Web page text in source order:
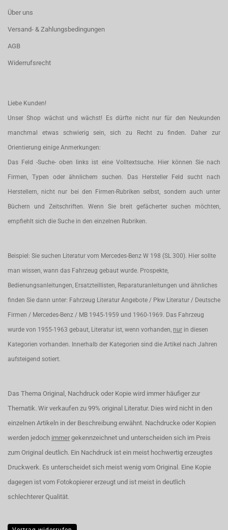
Über uns
Versand- & Zahlungsbedingungen
AGB
Widerrufsrecht
Liebe Kunden!
Unser Shop wächst und wächst! Es dürfte nicht nur für den Neukunden
manchmal etwas schwierig sein, sich zu Recht zu finden. Daher zur
Orientierung einige Anmerkungen:
Das Feld -Suche- oben links ist eine Volltextsuche. Hier können Sie nach
Firmen, Typen oder ähnlichem suchen. Das Hersteller Feld sucht nach
Herstellern, nicht nur bei den Firmen-Rubriken selbst, sondern auch unter
Büchern und Zeitschriften. Wenn Sie breit gefächerter suchen möchten,
empfiehlt sich die Suche in den einzelnen Rubriken.
Beispiel: Sie suchen Literatur vom Mercedes-Benz W 198 (SL 300). Hier sollte
man wissen, wann das Fahrzeug gebaut wurde. Prospekte,
Bedienungsanleitungen, Ersatzteillisten, Reparaturanleitungen und ähnliches
finden Sie dann unter: Fahrzeug Literatur Angebote / Pkw Literatur / Deutsche
Firmen / Mercedes-Benz / MB 1945-1959 und 1960-1969. Das Fahrzeug
wurde von 1955-1963 gebaut, Literatur ist, wenn vorhanden, nur in diesen
Kategorien vorhanden. Innerhalb der Kategorien sind die Artikel nach Jahren
aufsteigend sotiert.
Das Thema Original, Nachdruck oder Kopie wird immer häufiger zur
Thematik. Wir verkaufen zu 99% original Literatur. Dies wird nicht in den
einzelnen Artikeln in der Beschreibung erwähnt. Nachdrucke oder Kopien
werden jedoch immer gekennzeichnet und unterscheiden sich im Preis
zum Original deutlich. Ein Nachdruck ist ein meist hochwertig erzeugtes
Druckwerk. Es unterscheidet sich meist wenig vom Original. Eine Kopie
dagegen ist vom Fotokopierer erzeugt und ist meist in deutlich
schlechterer Qualität.